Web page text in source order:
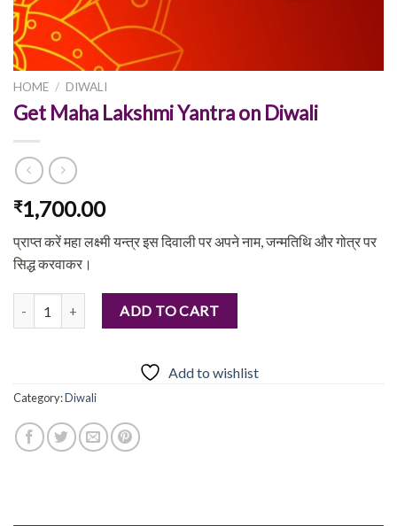
HOME / DIWALI
Get Maha Lakshmi Yantra on Diwali
₹1,700.00
प्राप्त करें महा लक्ष्मी यन्त्र इस दिवाली पर अपने नाम, जन्मतिथि और गोत्र पर
सिद्ध करवाकर।
Get Maha Lakshmi Yantra on Diwali quantity
ADD TO CART
Add to wishlist
Category:Diwali